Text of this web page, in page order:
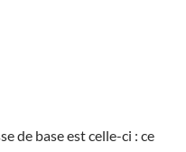
de base est celle-ci : ce